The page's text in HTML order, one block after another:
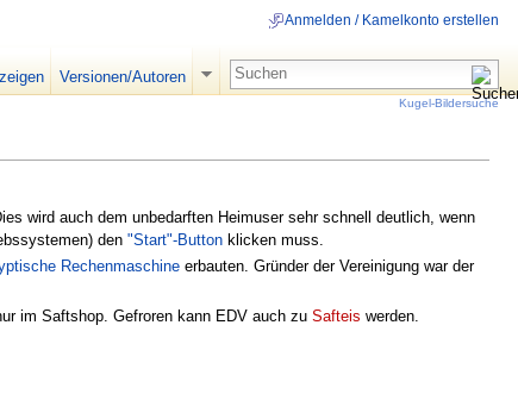
wird auch dem unbedarften Heimuser sehr schnell deutlich, wenn
den"Start"-Button klicken muss.
Rechenmaschine erbauten. Gründer der Vereinigung war der
im Saftshop. Gefroren kann EDV auch zuSafteis werden.
Anmelden / Kamelkonto erstellen
Versionen/Autoren
Kugel-Bildersuche